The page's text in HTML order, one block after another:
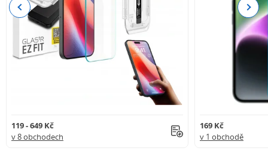
119 - 649 Kč
v 8 obchodech
169 Kč
v 1 obchodě
Previous Next